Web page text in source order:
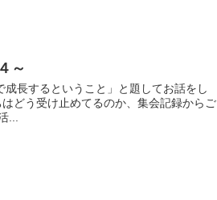
～
長するということ」と題してお話をし
どう受け止めてるのか、集会記録からご
...